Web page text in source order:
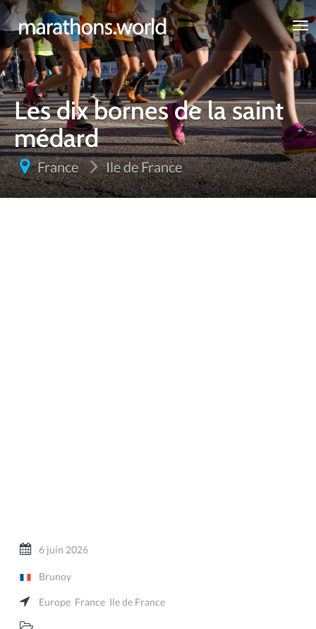
marathons.world
Les dix bornes de la saint
médard
France Ile de France
6 juin 2026
Brunoy
Europe France Ile de France